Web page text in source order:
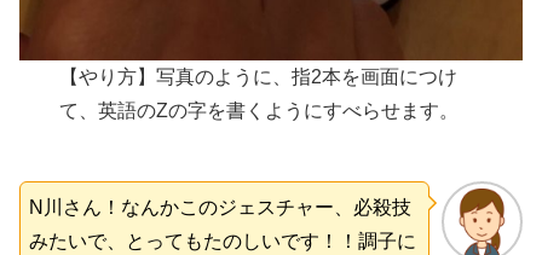
【やり方】写真のように、指2本を画面につけ
て、英語のZの字を書くようにすべらせます。
N川さん！なんかこのジェスチャー、 必殺技
みたいで、とってもたのしいです！！ 調子に